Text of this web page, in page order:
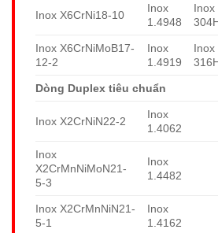
Inox X6CrNi18-10
Inox
1.4948
Inox
Inox X6CrNiMoB17-
12-2
Inox
1.4919
Inox
Dòng Duplex tiêu chuẩn
Inox X2CrNiN22-2
Inox
1.4062
Inox
X2CrMnNiMoN21-
5-3
Inox
1.4482
Inox X2CrMnNiN21-
5-1
Inox
1.4162